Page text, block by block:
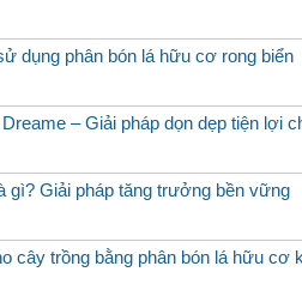
dụng phân bón lá hữu cơ rong biển
– Giải pháp dọn dẹp tiện lợi
gì? Giải pháp tăng trưởng bền vững
cây trồng bằng phân bón lá hữu cơ